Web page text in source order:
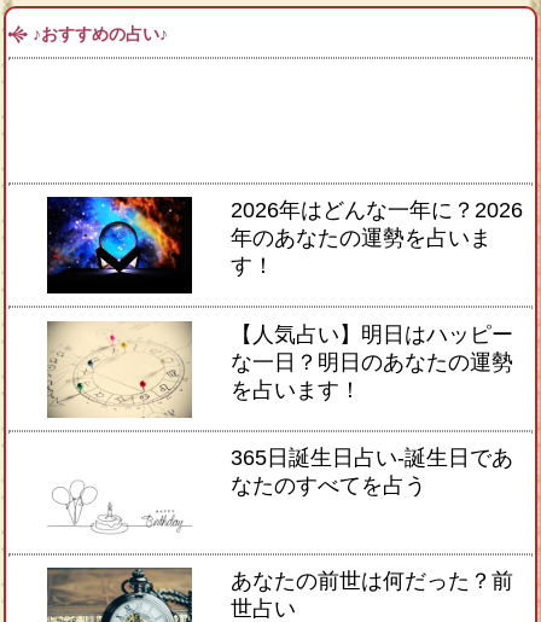
♪おすすめの占い♪
2026年はどんな一年に？2026
年のあなたの運勢を占いま
す！
【人気占い】明日はハッピー
な一日？明日のあなたの運勢
を占います！
365日誕生日占い-誕生日であ
なたのすべてを占う
あなたの前世は何だった？前
世占い